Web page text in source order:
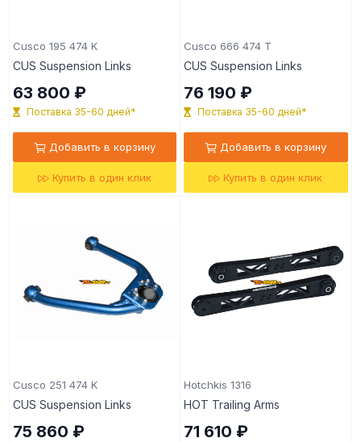
Cusco 195 474 K
CUS Suspension Links
63 800 ₽
Поставка 35-60 дней*
Добавить в корзину
Купить в один клик
Cusco 666 474 T
CUS Suspension Links
76 190 ₽
Поставка 35-60 дней*
Добавить в корзину
Купить в один клик
Cusco 251 474 K
CUS Suspension Links
75 860 ₽
Hotchkis 1316
HOT Trailing Arms
71 610 ₽